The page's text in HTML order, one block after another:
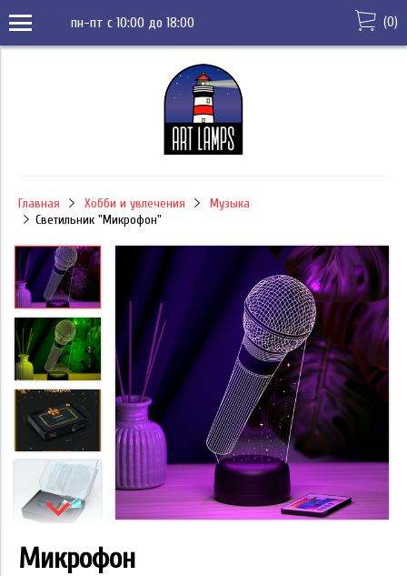
пн-пт с 10:00 до 18:00 (0)
Главная Хобби и увлечения
Музыка
Светильник "Микрофон"
Микрофон